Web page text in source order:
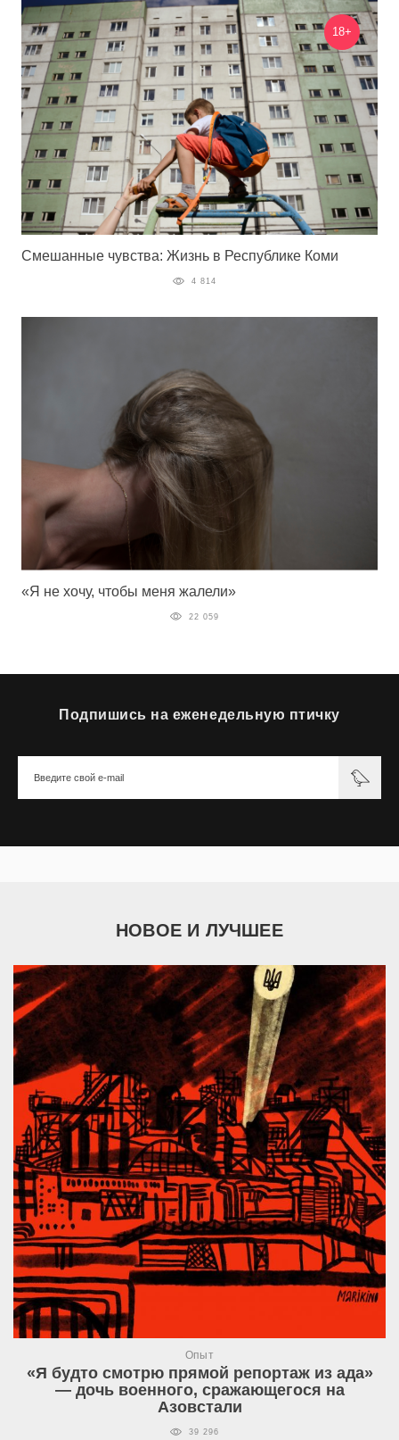
18+
Смешанные чувства: Жизнь в Республике Коми
4 814
«Я не хочу, чтобы меня жалели»
22 059
Подпишись на еженедельную птичку
НОВОЕ И ЛУЧШЕЕ
Опыт
«Я будто смотрю прямой репортаж из ада»
— дочь военного, сражающегося на
Азовстали
39 296